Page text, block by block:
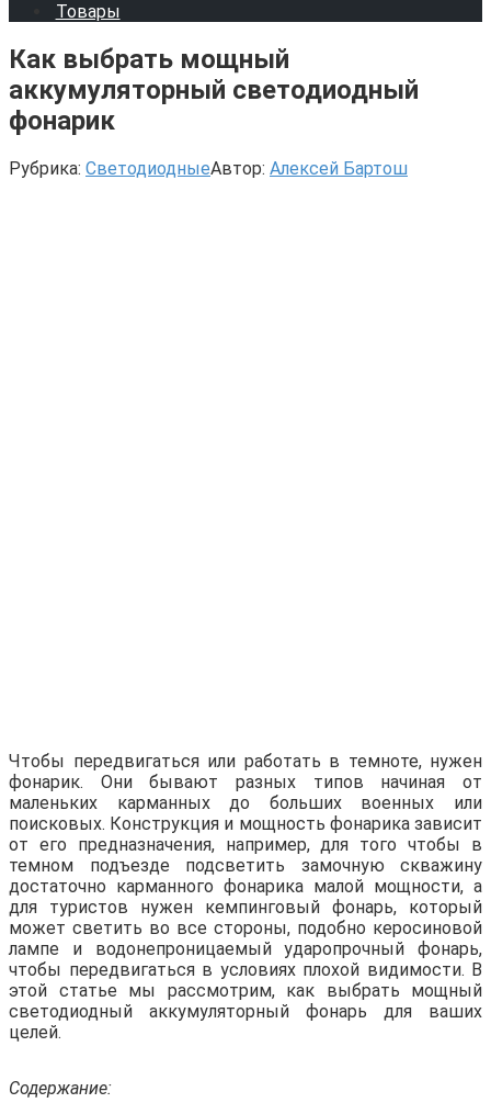
Товары
Как выбрать мощный
аккумуляторный светодиодный
фонарик
Рубрика: СветодиодныеАвтор: Алексей Бартош
Чтобы передвигаться или работать в темноте, нужен
фонарик. Они бывают разных типов начиная от
маленьких карманных до больших военных или
поисковых. Конструкция и мощность фонарика зависит
от его предназначения, например, для того чтобы в
темном подъезде подсветить замочную скважину
достаточно карманного фонарика малой мощности, а
для туристов нужен кемпинговый фонарь, который
может светить во все стороны, подобно керосиновой
лампе и водонепроницаемый ударопрочный фонарь,
чтобы передвигаться в условиях плохой видимости. В
этой статье мы рассмотрим, как выбрать мощный
светодиодный аккумуляторный фонарь для ваших
целей.
Содержание: